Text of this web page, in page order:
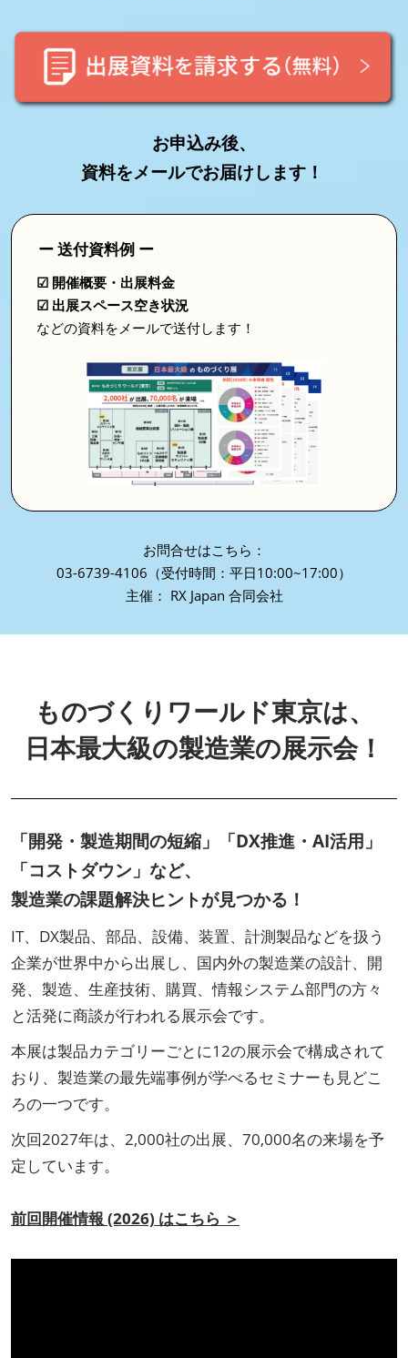
2027
お申込み後、
資料をメールでお届けします！
ー 送付資料例 ー
☑ 開催概要・出展料金
☑ 出展スペース空き状況
などの資料をメールで送付します！
お問合せはこちら：
03-6739-4106（受付時間：平日10:00~17:00）
主催： RX Japan 合同会社
ものづくりワールド東京は、
日本最大級の製造業の展示会！
「開発・製造期間の短縮」「DX推進・AI活用」
「コストダウン」など、
製造業の課題解決ヒントが見つかる！
IT、DX製品、部品、設備、装置、計測製品などを扱う
企業が世界中から出展し、国内外の製造業の設計、開
発、製造、生産技術、購買、情報システム部門の方々
と活発に商談が行われる展示会です。
本展は製品カテゴリーごとに12の展示会で構成されて
おり、製造業の最先端事例が学べるセミナーも見どこ
ろの一つです。
次回2027年は、2,000社の出展、70,000名の来場を予
定しています。
前回開催情報 (2026) はこちら ＞